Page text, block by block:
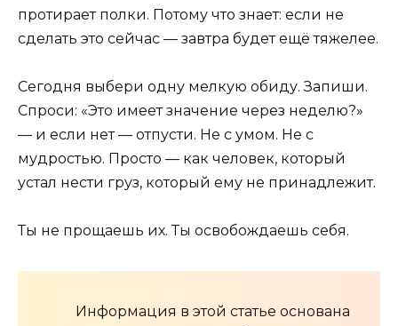
протирает полки. Потому что знает: если не
сделать это сейчас — завтра будет ещё тяжелее.
Сегодня выбери одну мелкую обиду. Запиши.
Спроси: «Это имеет значение через неделю?»
— и если нет — отпусти. Не с умом. Не с
мудростью. Просто — как человек, который
устал нести груз, который ему не принадлежит.
Ты не прощаешь их. Ты освобождаешь себя.
Информация в этой статье основана